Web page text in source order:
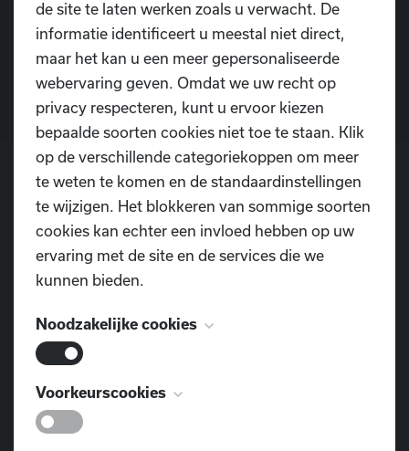
de site te laten werken zoals u verwacht. De
informatie identificeert u meestal niet direct,
maar het kan u een meer gepersonaliseerde
webervaring geven. Omdat we uw recht op
privacy respecteren, kunt u ervoor kiezen
bepaalde soorten cookies niet toe te staan. Klik
op de verschillende categoriekoppen om meer
te weten te komen en de standaardinstellingen
te wijzigen. Het blokkeren van sommige soorten
cookies kan echter een invloed hebben op uw
ervaring met de site en de services die we
kunnen bieden.
Noodzakelijke cookies
Deze cookies zijn noodzakelijk voor het
functioneren van de website en kunnen niet
Voorkeurscookies
Contacteer ons
POSTADRES
Dansschool D.I.O.P.
Pontweg 3
TELEFOON